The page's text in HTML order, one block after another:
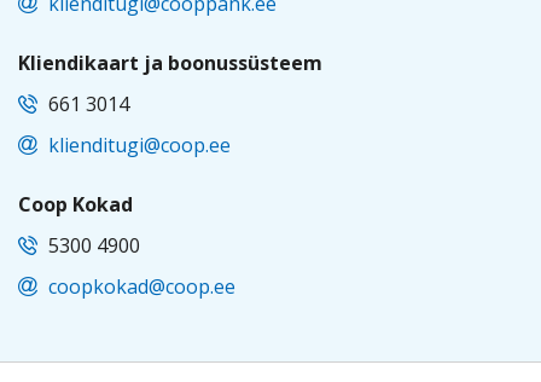
Kliendikaart ja boonussüsteem
661 3014
klienditugi@coop.ee
Coop Kokad
5300 4900
coopkokad@coop.ee